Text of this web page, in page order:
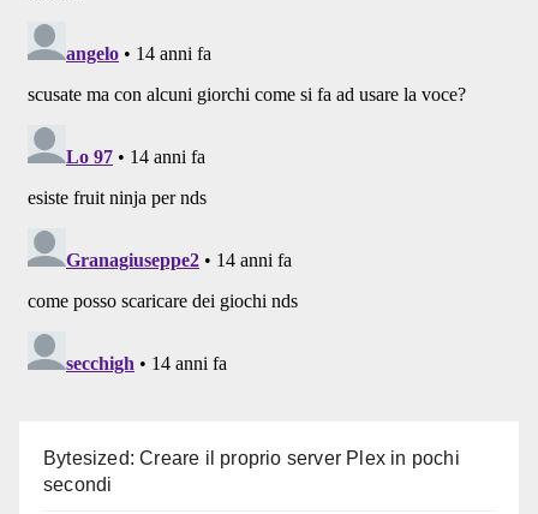
Bytesized: Creare il proprio server Plex in pochi
secondi